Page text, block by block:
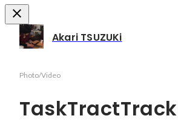
Akari TSUZUKi
Photo/Video
TaskTractTrack